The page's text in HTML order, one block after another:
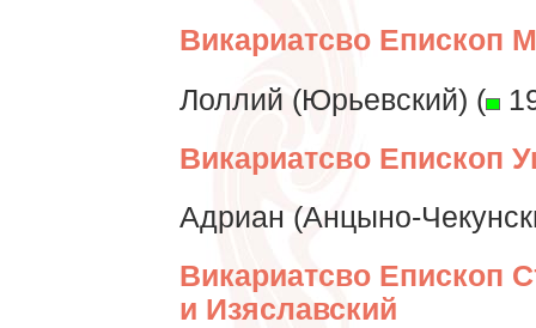
Викариатсво Епископ
Лоллий (Юрьевский) (
Викариатсво Епископ
Адриан (Анцыно-
Викариатсво Епископ
и Изяславский